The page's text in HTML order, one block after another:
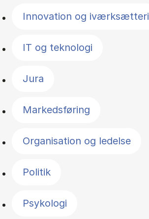
Innovation og iværksætteri
IT og teknologi
Jura
Markedsføring
Organisation og ledelse
Politik
Psykologi